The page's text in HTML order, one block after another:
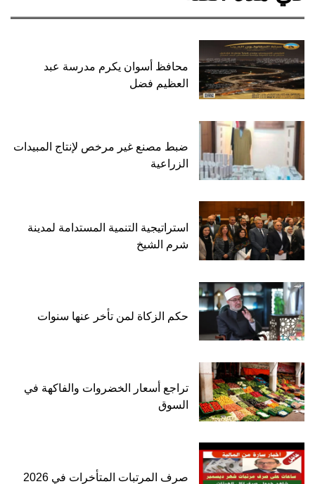
محافظ أسوان يكرم مدرسة عبد
العظيم فضل
ضبط مصنع غير مرخص لإنتاج المبيدات
الزراعية
استراتيجية التنمية المستدامة لمدينة
شرم الشيخ
حكم الزكاة لمن تأخر عنها سنوات
تراجع أسعار الخضروات والفاكهة في
السوق
صرف المرتبات المتأخرات في 2026